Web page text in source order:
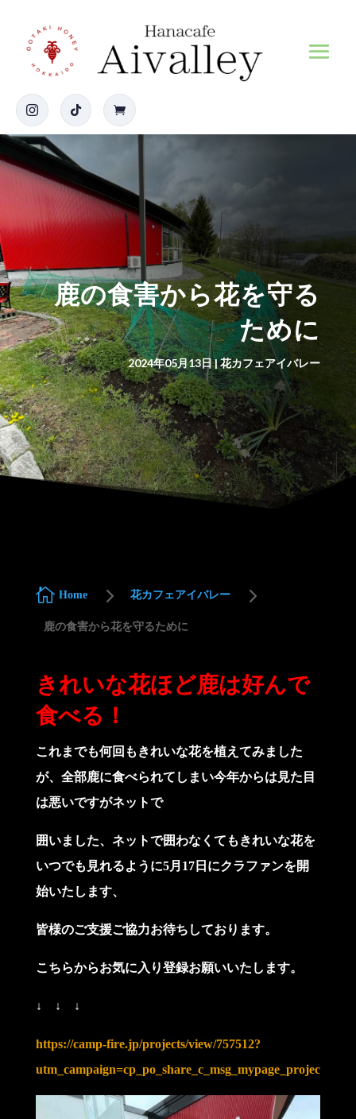
  
鹿の食害から花を守る
ために
2024年05月13日|花カフェアイバレー
 Home 5 花カフェアイバレー 5
鹿の食害から花を守るために
きれいな花ほど鹿は好んで
食べる！
これまでも何回もきれいな花を植えてみました
が、全部鹿に食べられてしまい今年からは見た目
は悪いですがネットで
囲いました、ネットで囲わなくてもきれいな花を
いつでも見れるように5月17日にクラファンを開
始いたします、
皆様のご支援ご協力お待ちしております。
こちらからお気に入り登録お願いいたします。
↓ ↓ ↓
https://camp-fire.jp/projects/view/757512?